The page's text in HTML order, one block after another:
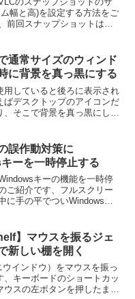
幅と高)を設定する方法をご
前回スナップショットは動
のサイズで撮る事も可能で
通常サイズのウィンド
に背景を真っ黒にする
していると後ろに表示され
デスクトップのアイコンだ
そこで背景を真っ黒にして
誤作動対策に
ーを一時停止する
キーの機能を一時停
ご紹介です、フルスクリー
に手の平でついWindowsキ
ょうか、今回はそんな場合
】マウスを振るジェ
新しい棚を開く
インドウ）をマウスを振っ
キーボードのショートカッ
ウスの左ボタンを押したまま